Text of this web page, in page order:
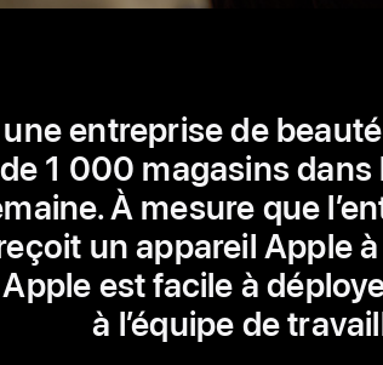
entreprise de
1 000 magasins dans
À mesure que
un appareil Apple
Apple est facile à
à l’équipe de